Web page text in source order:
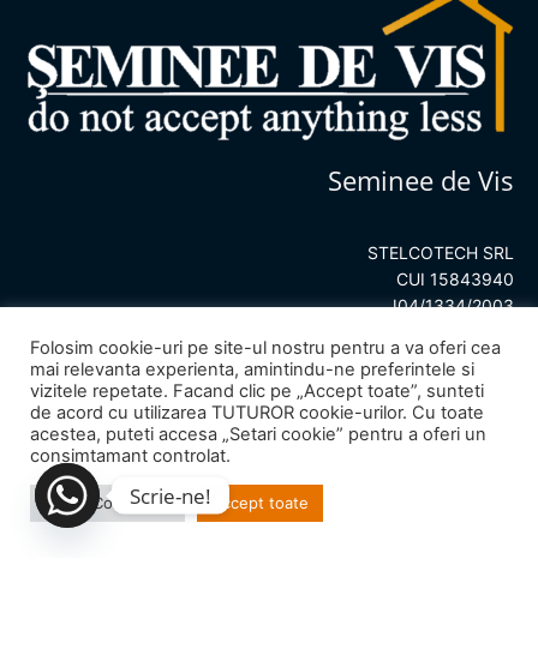
Seminee de Vis
STELCOTECH SRL
CUI 15843940
J04/1334/2003
Folosim cookie-uri pe site-ul nostru pentru a va oferi cea
mai relevanta experienta, amintindu-ne preferintele si
vizitele repetate. Facand clic pe „Accept toate”, sunteti
de acord cu utilizarea TUTUROR cookie-urilor. Cu toate
acestea, puteti accesa „Setari cookie” pentru a oferi un
consimtamant controlat.
Setari Cookie-uri Accept toate
Scrie-ne!